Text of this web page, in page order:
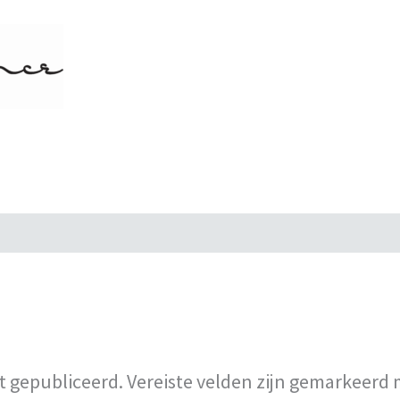
gepubliceerd.Vereiste velden zijn gemarkeerd